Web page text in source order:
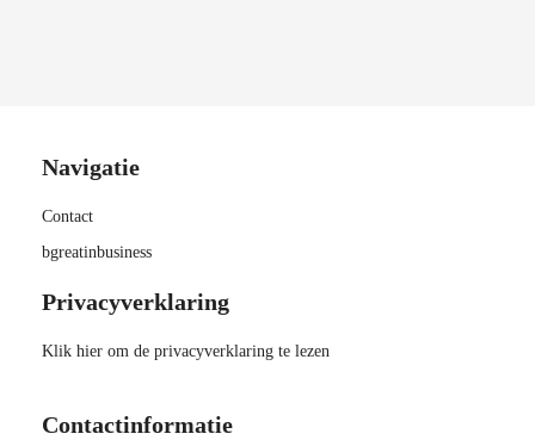
Navigatie
Contact
bgreatinbusiness
Privacyverklaring
Klik hier om de privacyverklaring te lezen
Contactinformatie